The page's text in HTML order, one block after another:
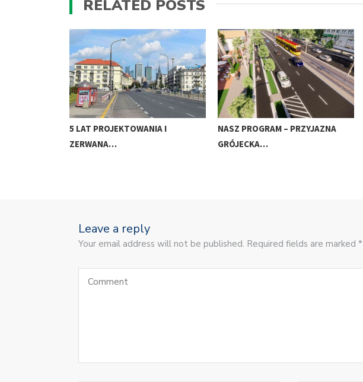
RELATED POSTS
5 LAT PROJEKTOWANIA I
ZERWANA…
NASZ PROGRAM – PRZYJAZNA
GRÓJECKA…
Leave a reply
Your email address will not be published. Required fields are marked *